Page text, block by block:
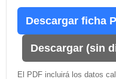
Descargar ficha
Descargar (sin
El PDF incluirá los datos